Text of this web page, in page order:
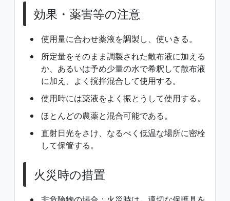
効果・薬害等の注意
使用量に合わせ薬液を調製し、使いきる。
所定量をそのまま調製された散布液に加える
か、あるいは予め少量の水で希釈して散布液
に加え、よく撹拌混合して使用する。
使用時には薬液をよく振とうして使用する。
ほとんどの農薬と混合可能である。
直射日光をさけ、なるべく低温な場所に密栓
して保管する。
火災時の措置